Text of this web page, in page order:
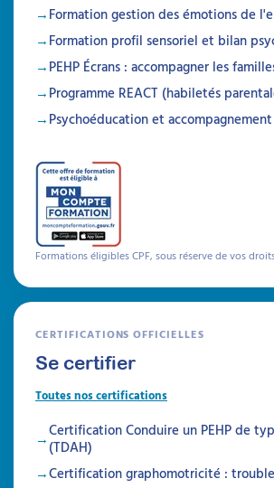
Attestation de formation
Cette formation allie théorie et
aider à comprendre et gérer la
neuro-développementaux, en
l'observation clinique et la
Formations
Formation gestion des émotions de
Formation profil sensoriel et bilan
PEHP Écrans : accompagner les
Programme REACT (habiletés
Psychoéducation et
Formations éligibles CPF, sous réserve de vos
CERTIFICATIONS OFFICIELLES
Se certifier
Toutes nos certifications
Certification Conduire un PEHP de
(TDAH)
Certification graphomotricité :